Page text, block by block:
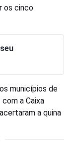
os cinco
municípios de
a Caixa
a quina